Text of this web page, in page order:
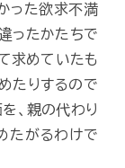
った欲求不満
ったかたちで
求めていたも
たりするので
、親の代わり
たがるわけで